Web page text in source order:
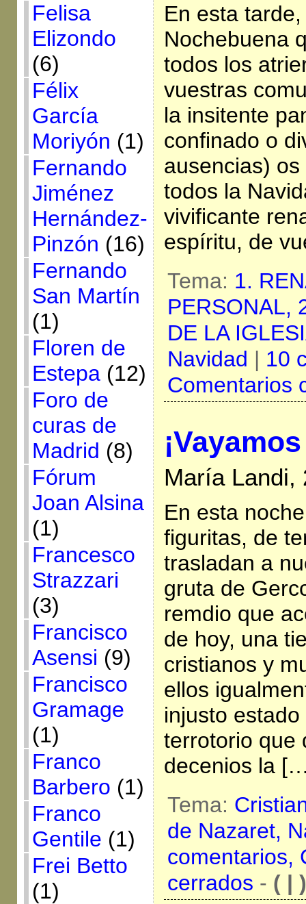
Felisa
Elizondo
(6)
Félix
García
Moriyón (1)
Fernando
Jiménez
Hernández-
Pinzón (16)
Fernando
San Martín
(1)
Floren de
Estepa(12)
Foro de
curas de
Madrid (8)
Fórum
Joan Alsina
(1)
Francesco
Strazzari
(3)
Francisco
Asensi (9)
Francisco
Gramage
(1)
Franco
Barbero (1)
Franco
Gentile (1)
Frei Betto
(1)
En esta
Nochebuena
todos los
vuestras
la insitente
confinado o
ausencias)
todos la
vivificante
espíritu, de
Tema: 1.
PERSONAL,
DE LA
Navidad | 10
Comentarios
María Landi,
En esta
figuritas, de
trasladan a
gruta de
remdio que
de hoy, una
cristianos y
ellos
injusto
terrotorio que
decenios la
Tema:
de Nazaret,
comentarios,
cerrados - ( | )